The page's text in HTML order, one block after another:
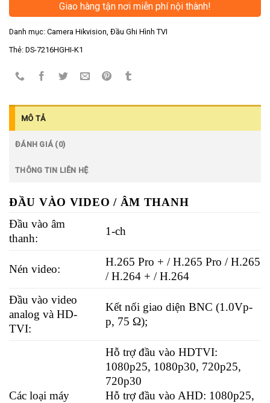
Giao hàng tận nơi miễn phí nội thành!
Danh mục: Camera Hikvision, Đầu Ghi Hình TVI
Thẻ: DS-7216HGHI-K1
MÔ TẢ
ĐÁNH GIÁ (0)
THÔNG TIN LIÊN HỆ
ĐẦU VÀO VIDEO / ÂM THANH
Đầu vào âm
thanh:
1-ch
Nén video:
H.265 Pro + / H.265 Pro / H.265
/ H.264 + / H.264
Đầu vào video
analog và HD-
TVI:
Kết nối giao diện BNC (1.0Vp-
p, 75 Ω);
Các loại máy
Hỗ trợ đầu vào HDTVI:
1080p25, 1080p30, 720p25,
720p30
Hỗ trợ đầu vào AHD: 1080p25,